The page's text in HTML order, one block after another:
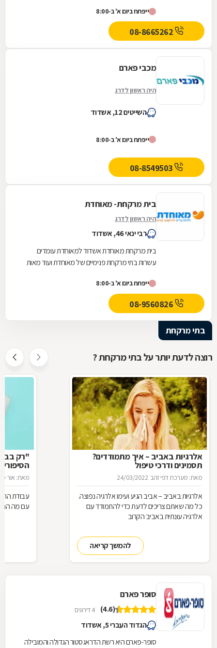
ובחו"ל, כזה...
ייפתח ביום א' ב-8:00
מכבי פארם
היה ראשון לדרג
השייטים 12, אשדוד
ייפתח ביום א' ב-8:00
08-8549503
בית מרקחת- מאוחדת
היה ראשון לדרג
רבי ינאי 46, אשדוד
בית מרקחת מאוחדת אשדוד למאוחדת עומדים
עשרות בתי מרקחת פנימיים של מאוחדת ועוד מאות
רשתות...
ייפתח ביום א' ב-8:00
בתי מרקחת
רוצה לדעת יותר על בתי מרקחת ?
אלרגיות באביב – איך מתמודדים?
תסמינים ודרכי טיפול
מאת: מערכת דפי זהב 24/03/2022
אלרגיות באביב – אביב הגיע ועימו אלרגיה נפוצה.
כל מה שאתם צריכים לדעת כדי להתמודד עם
אלרגיה עונתית באביב הקרוב
להמשך קריאה
"רק
מאת: אור
עבודת
עם מה הם
סופר פארם
(4.6) 4 דירוגים
הגדוד העברי 5, אשדוד
סופר-פארם היא רשת הדראגסטור הגדולה והמובילה